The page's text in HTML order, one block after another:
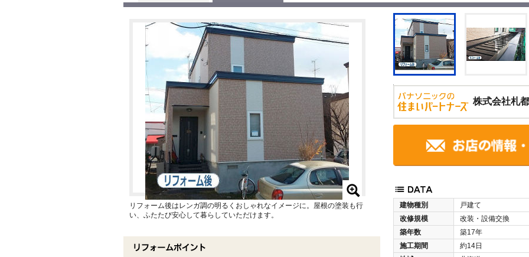
株式会社札都
建物種別
戸建て
改修規模
改装・設備交換
築年数
築17年
施工期間
約14日
リフォーム後はレンガ調の明るくおしゃれなイメージに。屋根の塗装も行
い、ふたたび安心して暮らしていただけます。